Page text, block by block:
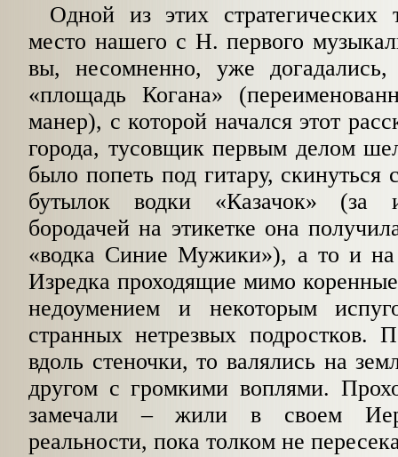
Одной из этих стратегических
место нашего с Н. первого
вы, несомненно, уже
«площадь Когана»
манер), с которой начался этот
города, тусовщик первым делом
было попеть под гитару, скинуться
бутылок водки «Казачок» (за
бородачей на этикетке она
«водка Синие Мужики»), а то и
Изредка проходящие мимо
недоумением и некоторым
странных нетрезвых подростков.
вдоль стеночки, то валялись на
другом с громкими воплями.
замечали – жили в своем
реальности, пока толком не